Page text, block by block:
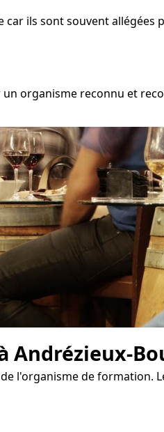
ils sont souvent allégées
organisme reconnu et
l'organisme de formation.